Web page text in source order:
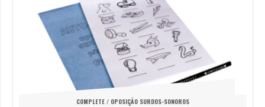
COMPLETE / OPOSIÇÃO SURDOS-SONOROS